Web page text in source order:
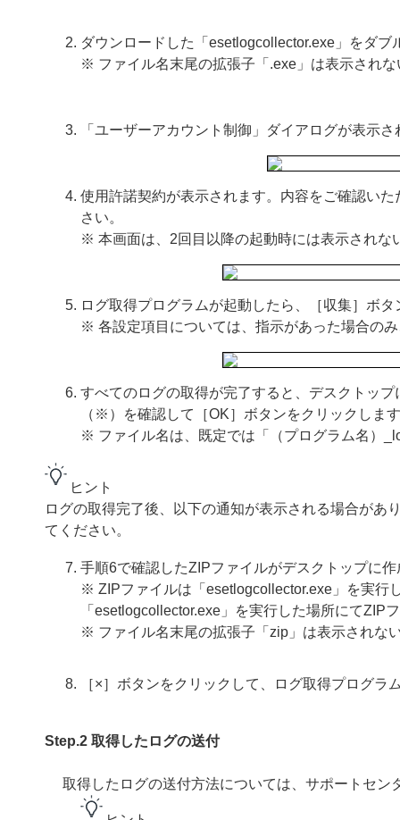
ダウンロードした「esetlogcollector.exe」をダブ
※ ファイル名末尾の拡張子「.exe」は表示され
「ユーザーアカウント制御」ダイアログが表示
使用許諾契約が表示されます。内容をご確認い
さい。
※ 本画面は、2回目以降の起動時には表示されな
ログ取得プログラムが起動したら、［収集］ボ
※ 各設定項目については、指示があった場合の
すべてのログの取得が完了すると、デスクトッ
（※）を確認して［OK］ボタンをクリックしま
※ ファイル名は、既定では「（プログラム名）
ヒント
ログの取得完了後、以下の通知が表示される場合があ
てください。
手順6で確認したZIPファイルがデスクトップに
※ ZIPファイルは「esetlogcollector.exe」を実行
「esetlogcollector.exe」を実行した場所にてZIP
※ ファイル名末尾の拡張子「zip」は表示されな
［×］ボタンをクリックして、ログ取得プログラ
Step.2 取得したログの送付
取得したログの送付方法については、サポートセ